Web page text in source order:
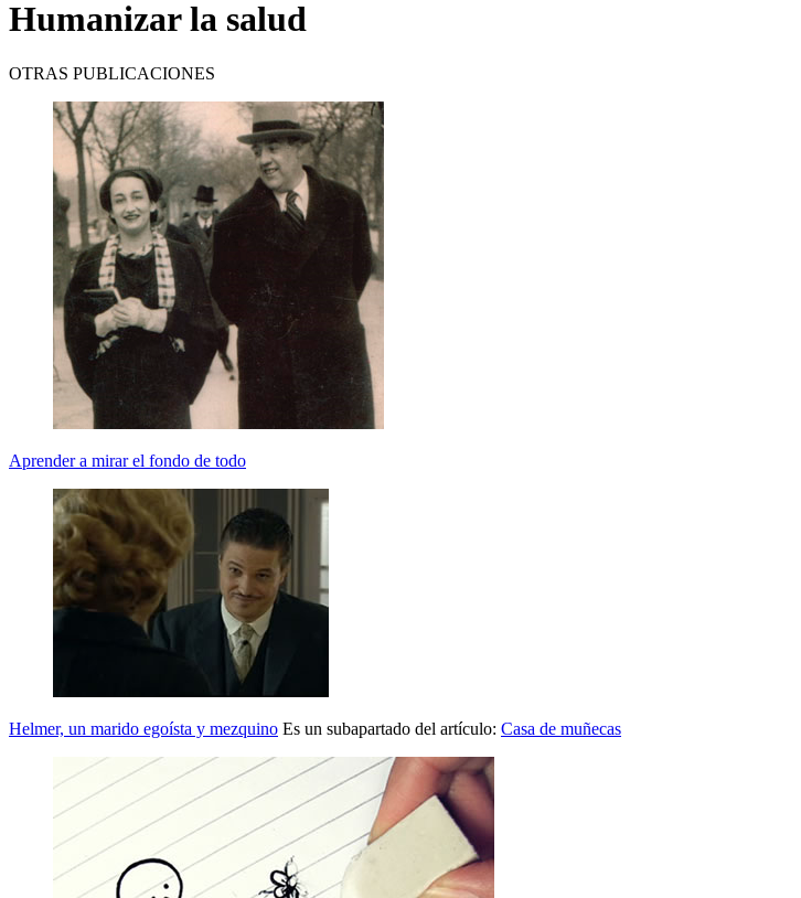
Humanizar la salud
OTRAS PUBLICACIONES
Aprender a mirar el fondo de todo
Helmer, un marido egoísta y mezquino Es un subapartado del artículo: Casa de muñecas